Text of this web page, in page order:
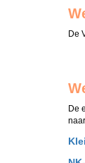
De
De